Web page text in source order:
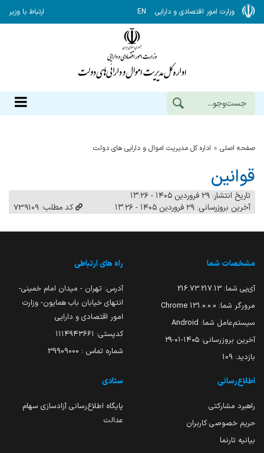
وزارت امور اقتصادی و دارایی EN ارتباط با وزیر
صفحه اصلی اداره کل مدیریت اموال و دارایی های دولت
قوانین
تاریخ انتشار: ۲۹ فروردین ۱۴۰۵ - ۱۳:۲۶
آخرین بروزرسانی: ۲۹ فروردین ۱۴۰۵ - ۱۳:۲۶
کد مطلب: 739109
مشخصات شما
آی‌پی شما: 216.73.217.13
مرورگر شما: 131.0.0.0 Chrome
سیستم‌عامل شما: Android
آخرین بروزرسانی: ۱۴۰۵-۰۱-۲۹
بازدید: 109
راه های ارتباطی
آدرس: تهران - میدان امام خمینی-
انتهای خیابان باب همایون- وزارت
امور اقتصادی و دارایی
کدپستی: ۱۱۱۴۹۴۳۶۶۱
شماره تماس : 39909000
اطلاع‌رسانی
راهبرد مشارکتی
حریم خصوصی کاربران
بیانیه تارنما
ستادی
پایگاه اطلاع‌رسانی آزادسازی سهام
عدالت